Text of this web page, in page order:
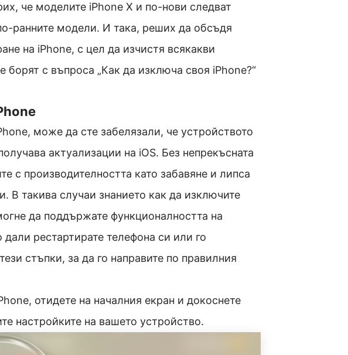
че моделите iPhone X и по-нови следват
ранните модели. И така, реших да обсъдя
на iPhone, с цел да изчистя всякакви
борят с въпроса „Как да изключа своя iPhone?“
може да сте забелязали, че устройството
актуализации на iOS. Без непрекъсната
с производителността като забавяне и липса
В такива случаи знанието как да изключите
да поддържате функционалността на
рестартирате телефона си или го
стъпки, за да го направите по правилния
отидете на началния екран и докоснете
настройките на вашето устройство.